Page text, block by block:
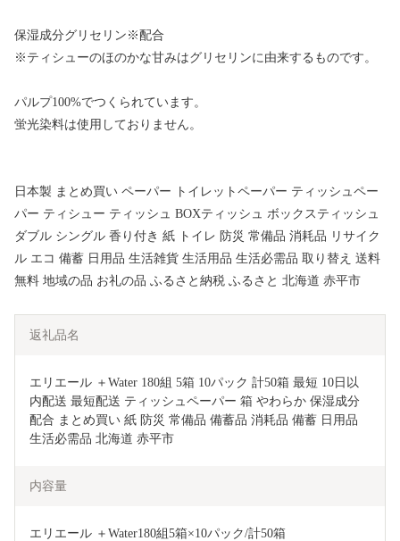
保湿成分グリセリン※配合
※ティシューのほのかな甘みはグリセリンに由来するものです。
パルプ100%でつくられています。
蛍光染料は使用しておりません。
日本製 まとめ買い ペーパー トイレットペーパー ティッシュペー
パー ティシュー ティッシュ BOXティッシュ ボックスティッシュ
ダブル シングル 香り付き 紙 トイレ 防災 常備品 消耗品 リサイク
ル エコ 備蓄 日用品 生活雑貨 生活用品 生活必需品 取り替え 送料
無料 地域の品 お礼の品 ふるさと納税 ふるさと 北海道 赤平市
返礼品名
エリエール ＋Water 180組 5箱 10パック 計50箱 最短 10日以
内配送 最短配送 ティッシュペーパー 箱 やわらか 保湿成分
配合 まとめ買い 紙 防災 常備品 備蓄品 消耗品 備蓄 日用品
生活必需品 北海道 赤平市
内容量
エリエール ＋Water180組5箱×10パック/計50箱